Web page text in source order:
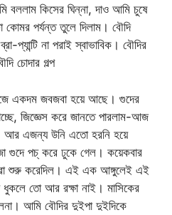
বললাম কিসের ঘিন্না, দাও আমি চুষে
কোমর পর্যন্ত তুলে দিলাম। বৌদি
প্যান্টি না পরাই স্বাভাবিক। বৌদির
চোদার গল্প
একদম জবজবা হয়ে আছে। গুদের
জিজ্ঞেস করে জানতে পারলাম-আজ
আর এজন্য উনি এতো হরনি হয়ে
গুদে পচ্ করে ঢুকে গেল। কয়েকবার
শুরু করেদিল। এই এক আঙ্গুলেই এই
তো আর রক্ষা নাই। মাসিকের
আমি বৌদির দুইপা দুইদিকে